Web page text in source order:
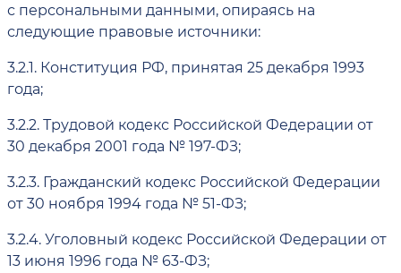
с персональными данными, опираясь на
следующие правовые источники:
3.2.1. Конституция РФ, принятая 25 декабря 1993
года;
3.2.2.Трудовой кодекс Российской Федерации от
30 декабря 2001 года № 197-ФЗ;
3.2.3. Гражданский кодекс Российской Федерации
от 30 ноября 1994 года № 51-ФЗ;
3.2.4.Уголовный кодекс Российской Федерации от
13 июня 1996 года № 63-ФЗ;